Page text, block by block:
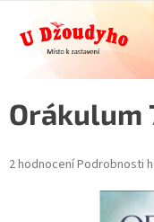
obsah
Orákulum
Průměrné
2 hodnoceníPodrobnosti